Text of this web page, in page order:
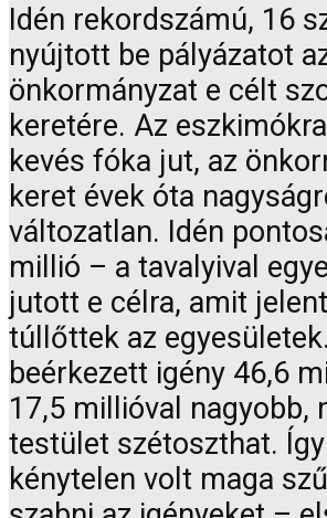
Idén rekordszámú, 16
nyújtott be pályázatot
önkormányzat e célt
keretére. Az
kevés fóka jut, az
keret évek óta
változatlan. Idén
millió – a tavalyival
jutott e célra, amit
túllőttek az
beérkezett igény 46,6
17,5 millióval nagyobb,
testület szétoszthat.
kénytelen volt maga